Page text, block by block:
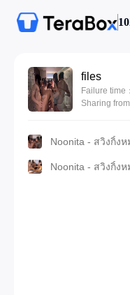
files
Failure time
Sharing from
Noonita - สวิงกิ้ง
Noonita - สวิงกิ้ง